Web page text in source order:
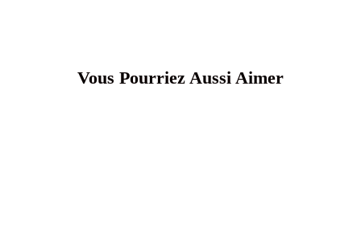
Vous Pourriez Aussi Aimer